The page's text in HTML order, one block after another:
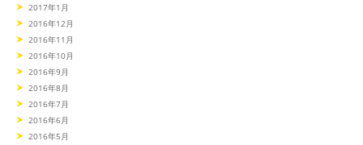
2017年1月
2016年12月
2016年11月
2016年10月
2016年9月
2016年8月
2016年7月
2016年6月
2016年5月